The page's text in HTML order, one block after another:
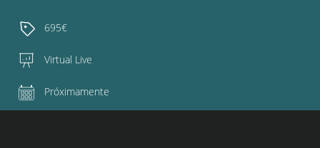
695€
Virtual Live
Próximamente